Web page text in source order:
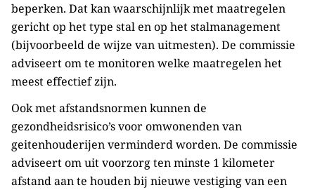
beperken. Dat kan waarschijnlijk met maatregelen
gericht op het type stal en op het stalmanagement
(bijvoorbeeld de wijze van uitmesten). De commissie
adviseert om te monitoren welke maatregelen het
meest effectief zijn.
Ook met afstandsnormen kunnen de
gezondheidsrisico’s voor omwonenden van
geitenhouderijen verminderd worden. De commissie
adviseert om uit voorzorg ten minste 1 kilometer
afstand aan te houden bij nieuwe vestiging van een